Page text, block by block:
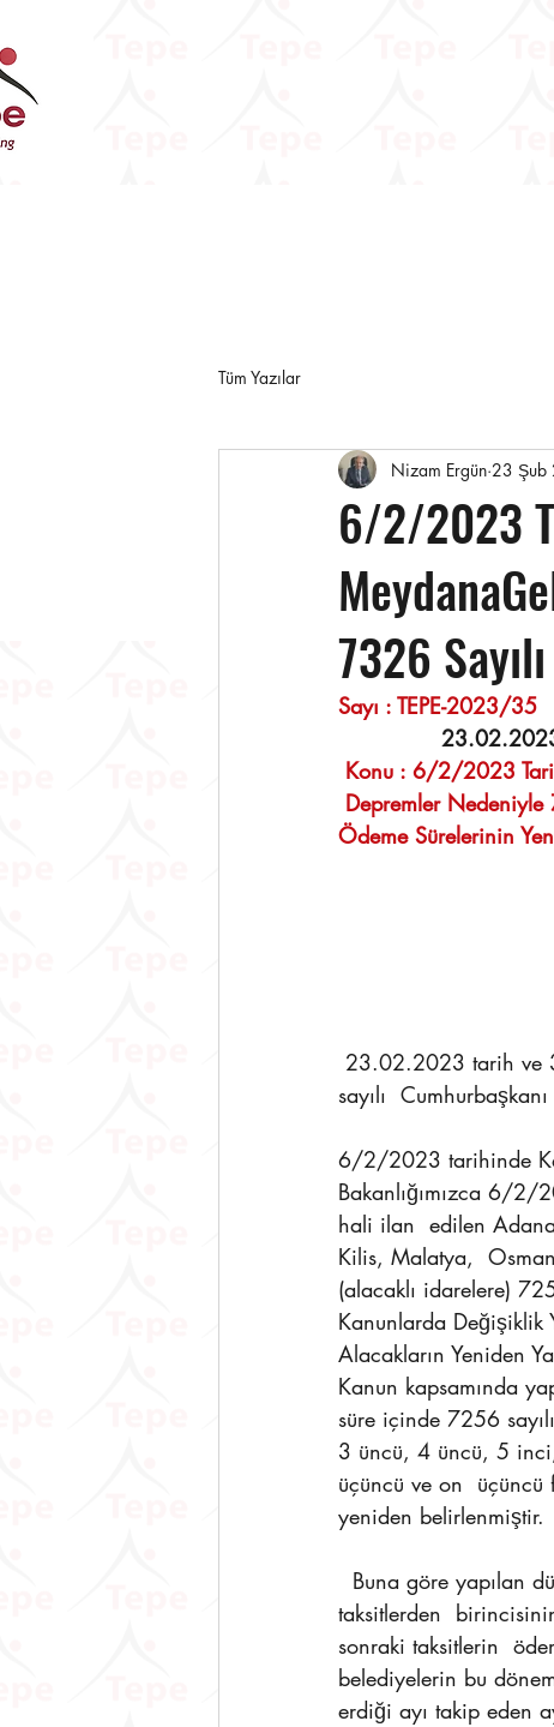
Tüm Yazılar
6/2/2023
7326
Nizam Ergün 23 Şub
Sayı : TEPE-2023/
Konu : 6/2/2023
Depremler Nedeniyle
Ödeme Sürelerinin
sayılı
6/2/2023 tarihinde
Bakanlığımızca 6/
hali ilan  edilen
Kilis, Malatya,
(alacaklı idarelere)
Kanunlarda Değişiklik
Alacakların Yeniden
Kanun kapsamında
süre içinde 7256
3 üncü, 4 üncü, 5
üçüncü ve on  üçüncü
yeniden belirlenmiştir.
taksitlerden
sonraki taksitlerin
belediyelerin bu
erdiği ayı takip eden